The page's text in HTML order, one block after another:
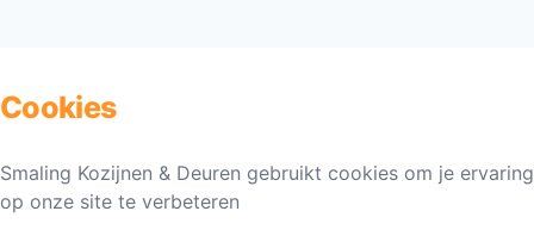
Cookies
Smaling Kozijnen & Deuren gebruikt cookies om je ervaring
op onze site te verbeteren